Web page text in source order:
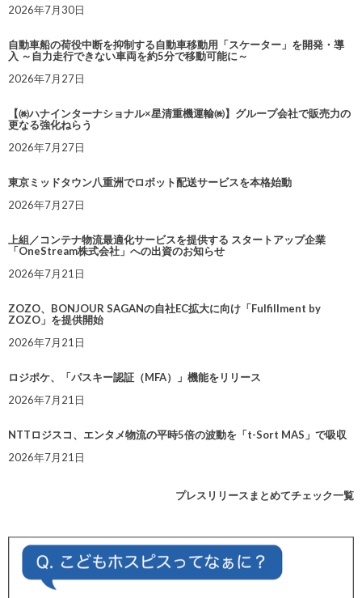
2026年7月30日
自動車船の荷役中断を抑制する自動車移動用「スケーター」を開発・導
入 ～自力走行できない車両を約5分で移動可能に～
2026年7月27日
【㈱ハナインターナショナル×星清重機運輸㈱】グループ会社で販売力の
更なる強化ねらう
2026年7月27日
東京ミッドタウン八重洲でロボット配送サービスを本格始動
2026年7月27日
上組／コンテナ物流最適化サービスを提供する スタートアップ企業
「OneStream株式会社」への出資のお知らせ
2026年7月21日
ZOZO、BONJOUR SAGANの自社EC拡大に向け「Fulfillment by
ZOZO」を提供開始
2026年7月21日
ロジポケ、「パスキー認証（MFA）」機能をリリース
2026年7月21日
NTTロジスコ、エンタメ物流の平時5倍の波動を「t-Sort MAS」で吸収
2026年7月21日
プレスリリースまとめてチェック一覧